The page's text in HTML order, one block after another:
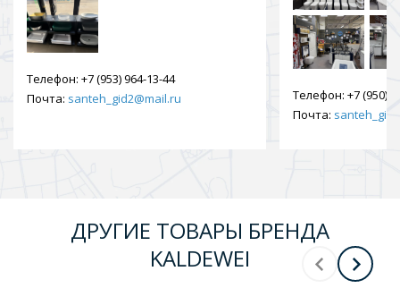
Телефон: +7 (953) 964-13-44
Почта: santeh_gid2@mail.ru Телефон: +7 (950)
Почта:
ДРУГИЕ ТОВАРЫ БРЕНДА
KALDEWEI